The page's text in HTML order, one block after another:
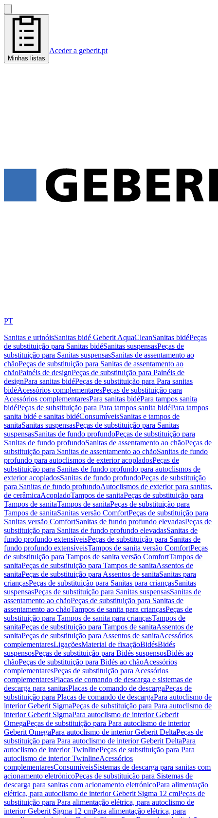
Minhas listas
Aceder a geberit.pt
PT
Sanitas e urinóisSanitas bidé Geberit AquaCleanSanitas bidéPeças
de substituição para Sanitas bidéSanitas suspensasPeças de
substituição para Sanitas suspensasSanitas de assentamento ao
chãoPeças de substituição para Sanitas de assentamento ao
chãoPainéis de designPeças de substituição para Painéis de
designPara sanitas bidéPeças de substituição para Para sanitas
bidéAcessórios complementaresPeças de substituição para
Acessórios complementaresPara sanitas bidéPara tampos sanita
bidéPeças de substituição para Para tampos sanita bidéPara tampos
sanita bidé e sanitas bidéConsumíveisSanitas e tampos de
sanitaSanitas suspensasPeças de substituição para Sanitas
suspensasSanitas de fundo profundoPeças de substituição para
Sanitas de fundo profundoSanitas de assentamento ao chãoPeças de
substituição para Sanitas de assentamento ao chãoSanitas de fundo
profundo para autoclismos de exterior acopladosPeças de
substituição para Sanitas de fundo profundo para autoclismos de
exterior acopladosSanitas de fundo profundoPeças de substituição
para Sanitas de fundo profundoAutoclismos de exterior para sanitas,
de cerâmicaAcopladoTampos de sanitaPeças de substituição para
Tampos de sanitaTampos de sanitaPeças de substituição para
Tampos de sanitaSanitas versão ComfortPeças de substituição para
Sanitas versão ComfortSanitas de fundo profundo elevadasPeças de
substituição para Sanitas de fundo profundo elevadasSanitas de
fundo profundo extensíveisPeças de substituição para Sanitas de
fundo profundo extensíveisTampos de sanita versão ComfortPeças
de substituição para Tampos de sanita versão ComfortTampos de
sanitaPeças de substituição para Tampos de sanitaAssentos de
sanitaPeças de substituição para Assentos de sanitaSanitas para
criançasPeças de substituição para Sanitas para criançasSanitas
suspensasPeças de substituição para Sanitas suspensasSanitas de
assentamento ao chãoPeças de substituição para Sanitas de
assentamento ao chãoTampos de sanita para criançasPeças de
substituição para Tampos de sanita para criançasTampos de
sanitaPeças de substituição para Tampos de sanitaAssentos de
sanitaPeças de substituição para Assentos de sanitaAcessórios
complementaresLigaçõesMaterial de fixaçãoBidésBidés
suspensosPeças de substituição para Bidés suspensosBidés ao
chãoPeças de substituição para Bidés ao chãoAcessórios
complementaresPeças de substituição para Acessórios
complementaresPlacas de comando de descarga e sistemas de
descarga para sanitasPlacas de comando de descargaPeças de
substituição para Placas de comando de descargaPara autoclismo de
interior Geberit SigmaPeças de substituição para Para autoclismo de
interior Geberit SigmaPara autoclismo de interior Geberit
OmegaPeças de substituição para Para autoclismo de interior
Geberit OmegaPara autoclismo de interior Geberit DeltaPeças de
substituição para Para autoclismo de interior Geberit DeltaPara
autoclismo de interior TwinlinePeças de substituição para Para
autoclismo de interior TwinlineAcessórios
complementaresConsumíveisSistemas de descarga para sanitas com
acionamento eletrónicoPeças de substituição para Sistemas de
descarga para sanitas com acionamento eletrónicoPara alimentação
elétrica, para autoclismo de interior Geberit Sigma 12 cmPeças de
substituição para Para alimentação elétrica, para autoclismo de
interior Geberit Sigma 12 cmPara alimentação elétrica, para